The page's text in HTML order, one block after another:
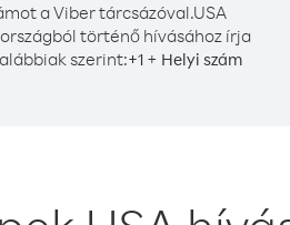
a Viber tárcsázóval.USA
történő hívásához írja
szerint:+1 + Helyi szám